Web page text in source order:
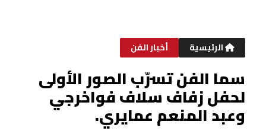
الرئيسية أخبار الفن
سما الفن تسرّب الصور الأولى
لحفل زفاف سلاف فواخرجي
وعبد المنعم عمايري.